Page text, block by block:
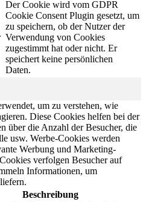
Der Cookie wird vom GDPR
Cookie Consent Plugin gesetzt, um
zu speichern, ob der Nutzer der
Verwendung von Cookies
zugestimmt hat oder nicht. Er
speichert keine persönlichen
Daten.
um zu verstehen, wie
Diese Cookies helfen bei der
über die Anzahl der Besucher, die
usw. Werbe-Cookies werden
Werbung und Marketing-
verfolgen Besucher auf
Informationen, um
Beschreibung